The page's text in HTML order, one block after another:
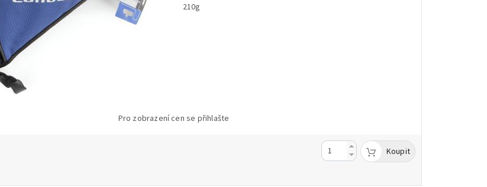
210g
Pro zobrazení cen se přihlašte
Koupit